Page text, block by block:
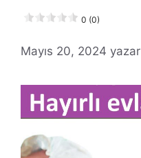
0 (0)
Mayıs 20, 2024 yazar